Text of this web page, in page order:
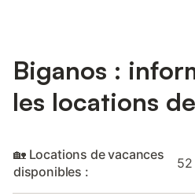
Biganos :
les locations
🏡 Locations de vacances
disponibles :